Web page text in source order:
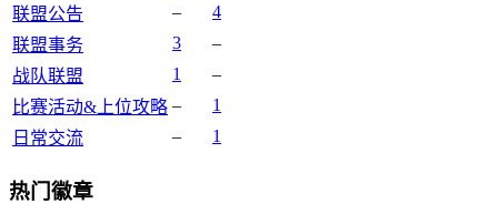
联盟公告
–
4
联盟事务
3
–
战队联盟
1
–
比赛活动&上位攻略 –
1
日常交流
– 1
热门徽章